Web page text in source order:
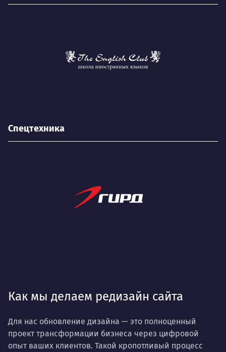
Спецтехника
Как мы делаем редизайн сайта
Для нас обновление дизайна — это полноценный
проект трансформации бизнеса через цифровой
опыт ваших клиентов. Такой кропотливый процесс